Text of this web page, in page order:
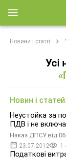
Новини і статті
Усі
Новин і
Неустойка за
ПДВ і не
Наказ ДПСУ від
23.07.2012 1
Податкові